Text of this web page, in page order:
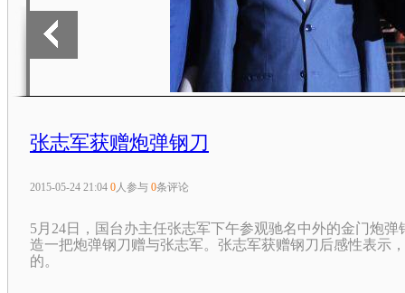
张志军获赠炮弹钢刀
2015-05-24 21:04 0 人参与 0条评论
5月24日，国台办主任张志军下午参观驰名中外的金门炮
造一把炮弹钢刀赠与张志军。张志军获赠钢刀后感性表示
的。